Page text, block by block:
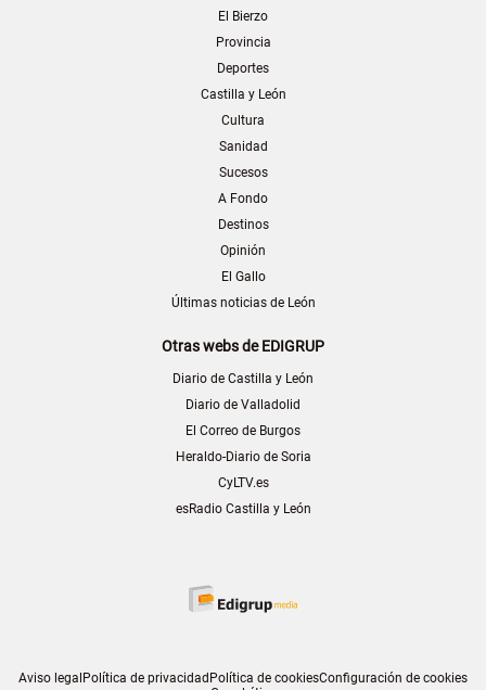
El Bierzo
Provincia
Deportes
Castilla y León
Cultura
Sanidad
Sucesos
A Fondo
Destinos
Opinión
El Gallo
Últimas noticias de León
Otras webs de EDIGRUP
Diario de Castilla y León
Diario de Valladolid
El Correo de Burgos
Heraldo-Diario de Soria
CyLTV.es
esRadio Castilla y León
Aviso legalPolítica de privacidadPolítica de cookiesConfiguración de cookies